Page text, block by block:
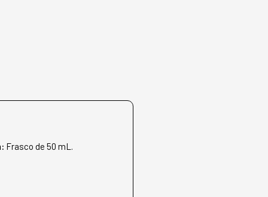
Frasco de 50 mL.